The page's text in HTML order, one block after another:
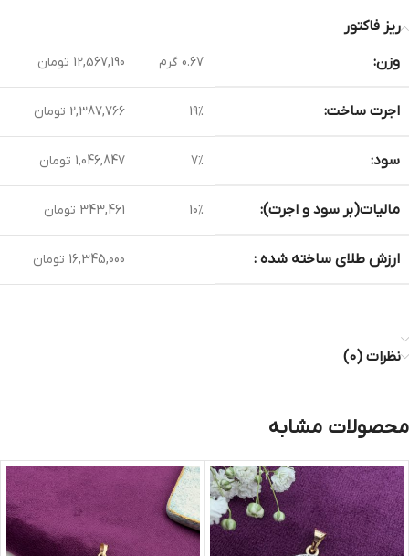
ریز فاکتور
وزن:
0.67 گرم 12,567,190 تومان
اجرت ساخت: 19% 2,387,766 تومان
سود: 7% 1,046,847 تومان
مالیات(بر سود و اجرت): 10% 343,461 تومان
ارزش طلای ساخته شده : 16,345,000 تومان
نظرات (0)
محصولات مشابه